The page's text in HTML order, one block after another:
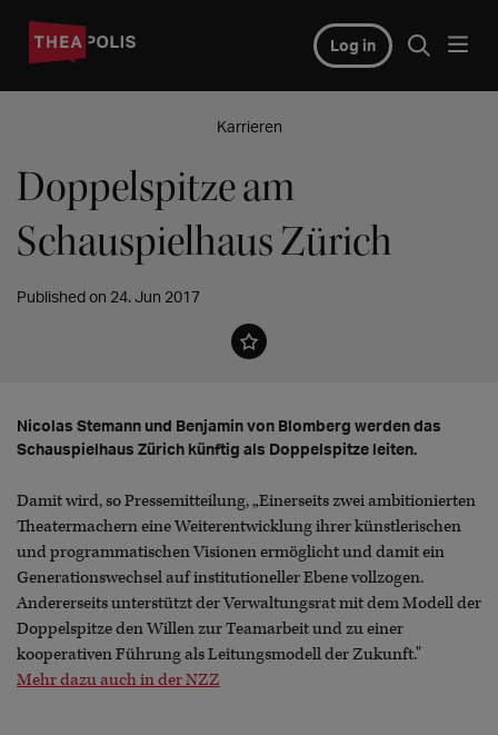
Log in
Karrieren
Doppelspitze am
Schauspielhaus Zürich
Published on 24. Jun 2017
Nicolas Stemann und Benjamin von Blomberg werden das
Schauspielhaus Zürich künftig als Doppelspitze leiten.
Damit wird, so Pressemitteilung, „Einerseits zwei ambitionierten
Theatermachern eine Weiterentwicklung ihrer künstlerischen
und programmatischen Visionen ermöglicht und damit ein
Generationswechsel auf institutioneller Ebene vollzogen.
Andererseits unterstützt der Verwaltungsrat mit dem Modell der
Doppelspitze den Willen zur Teamarbeit und zu einer
kooperativen Führung als Leitungsmodell der Zukunft."
Mehr dazu auch in der NZZ